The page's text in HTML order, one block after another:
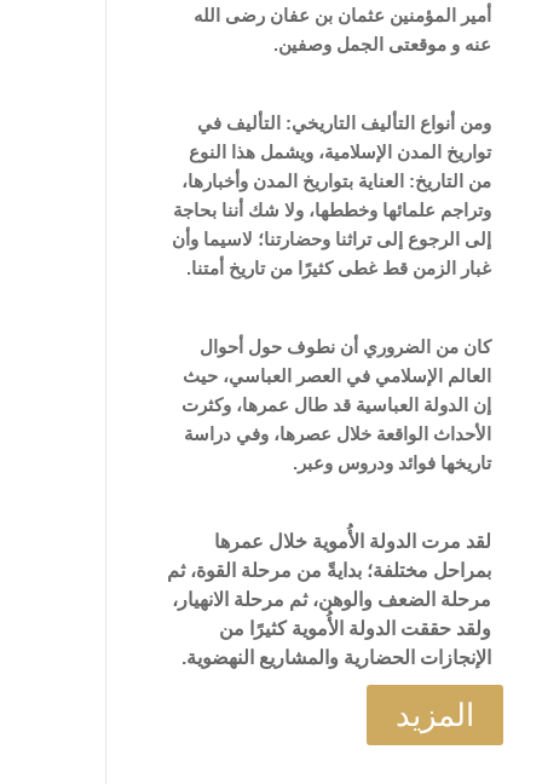
أمير المؤمنين عثمان بن عفان رضى الله
عنه و موقعتى الجمل وصفين.
ومن أنواع التأليف التاريخي: التأليف في
تواريخ المدن الإسلامية، ويشمل هذا النوع
من التاريخ: العناية بتواريخ المدن وأخبارها،
وتراجم علمائها وخططها، ولا شك أننا بحاجة
إلى الرجوع إلى تراثنا وحضارتنا؛ لاسيما وأن
غبار الزمن قط غطى كثيرًا من تاريخ أمتنا.
كان من الضروري أن نطوف حول أحوال
العالم الإسلامي في العصر العباسي، حيث
إن الدولة العباسية قد طال عمرها، وكثرت
الأحداث الواقعة خلال عصرها، وفي دراسة
تاريخها فوائد ودروس وعبر.
لقد مرت الدولة الأُموية خلال عمرها
بمراحل مختلفة؛ بدايةً من مرحلة القوة، ثم
مرحلة الضعف والوهن، ثم مرحلة الانهيار،
ولقد حققت الدولة الأُموية كثيرًا من
الإنجازات الحضارية والمشاريع النهضوية.
المزيد